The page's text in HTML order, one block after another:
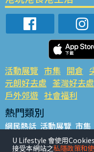
活動展覽 市集 開倉
元朗好去處 荃灣好去處
戶外郊遊 社會福利
熱門類別
網民熱話 活動展覽 市集
銅鑼灣好去處 元朗好去處
餐廳情報 戶外郊遊
U Lifestyle 會使用
接受本網站之私隱政策和